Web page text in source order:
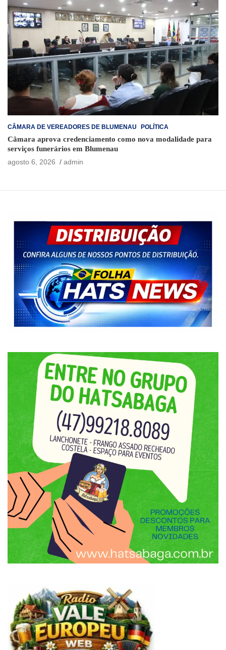
CÂMARA DE VEREADORES DE BLUMENAU POLÍTICA
Câmara aprova credenciamento como nova modalidade para
serviços funerários em Blumenau
agosto 6, 2026
admin